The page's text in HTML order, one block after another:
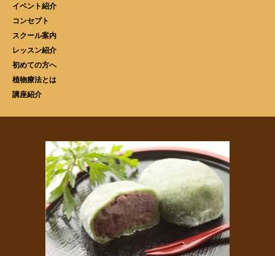
イベント紹介
コンセプト
スクール案内
レッスン紹介
初めての方へ
植物療法とは
講座紹介